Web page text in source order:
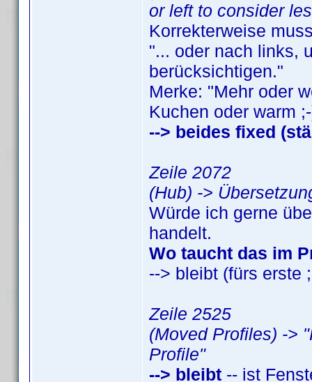
or left to consider
Korrekterweise
"... oder nach links,
berücksichtigen."
Merke: "Mehr oder
Kuchen oder warm
--> beides fixed
Zeile 2072
(Hub) ->
Würde ich gerne
handelt.
Wo taucht das im
--> bleibt (fürs erste
Zeile 2525
(Moved Profiles) ->
Profile"
--> bleibt -- ist